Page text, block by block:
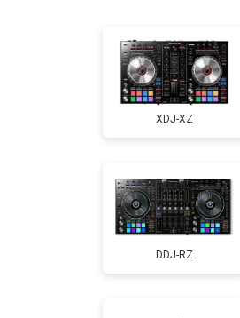
Ремонт или
XDJ-XZ
DDJ-RZ